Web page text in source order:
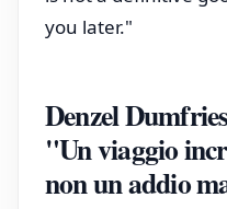
you later."
Denzel
"Un viaggio
non un addio